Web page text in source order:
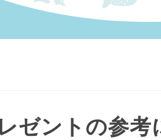
ゼントの参考